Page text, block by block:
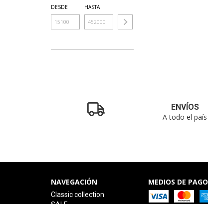
DESDE HASTA
ENVÍOS
A todo el país
NAVEGACIÓN
Classic collection
MEDIOS DE PAGO